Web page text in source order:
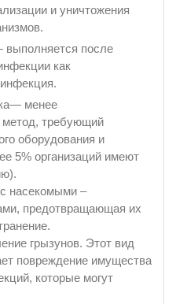
и уничтожения
после
как
менее
метод, требующий
оборудования и
5% организаций имеют
насекомыми –
предотвращающая их
грызунов. Этот вид
повреждение имущества
которые могут